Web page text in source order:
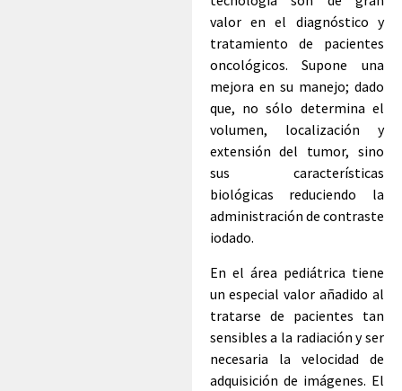
valor en el diagnóstico y
tratamiento de pacientes
oncológicos. Supone una
mejora en su manejo; dado
que, no sólo determina el
volumen, localización y
extensión del tumor, sino
sus características
biológicas reduciendo la
administración de contraste
iodado.
En el área pediátrica tiene
un especial valor añadido al
tratarse de pacientes tan
sensibles a la radiación y ser
necesaria la velocidad de
adquisición de imágenes. El